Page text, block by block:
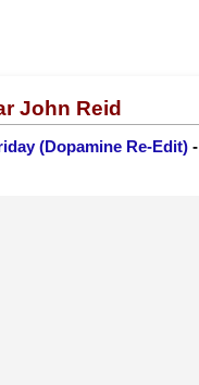
John Reid
(Dopamine Re-Edit) -